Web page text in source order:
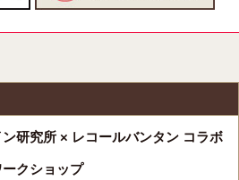
ン研究所 × レコールバンタン コラボ
クショップ